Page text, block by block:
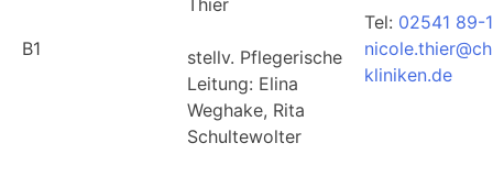
B1
stellv. Pflegerische
Leitung: Elina
Weghake, Rita
Schultewolter
Tel: 02541 89-
kliniken.de